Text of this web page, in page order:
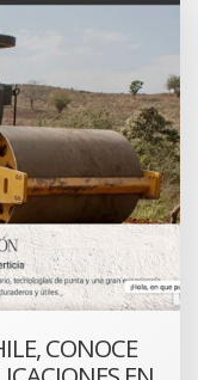
CONOCE